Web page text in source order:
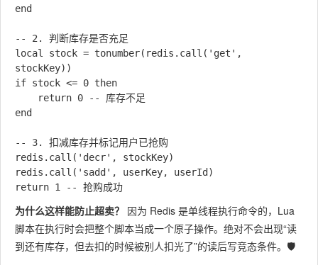
end
-- 2. 判断库存是否充足
local stock = tonumber(redis.call('get',
stockKey))
if stock <= 0 then
end
-- 3. 扣减库存并标记用户已抢购
redis.call('decr', stockKey)
redis.call('sadd', userKey, userId)
为什么这样能防止超卖？ 因为 Redis 是单线程执行命令的，Lua
脚本在执行时会把整个脚本当成一个原子操作。绝对不会出现“读
到还有库存，但去扣的时候被别人扣光了”的读后写竞态条件。🛡️